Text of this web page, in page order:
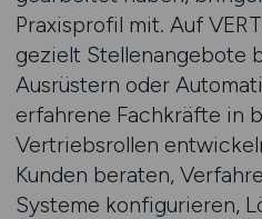
Praxisprofil mit. Auf
gezielt Stellenangebote
Ausrüstern oder
erfahrene Fachkräfte in
Vertriebsrollen
Kunden beraten,
Systeme konfigurieren,